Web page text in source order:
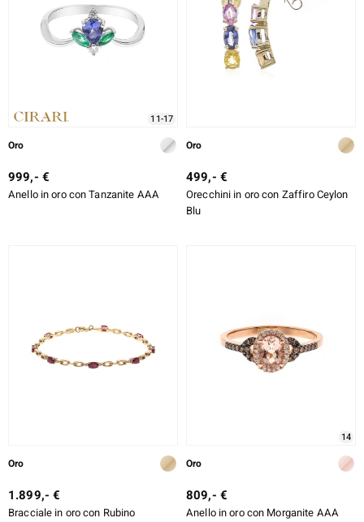
11-17
Oro
999,- €
Anello in oro con Tanzanite AAA
Oro
499,- €
Orecchini in oro con Zaffiro Ceylon
Blu
Oro
1.899,- €
Bracciale in oro con Rubino
14
Oro
809,- €
Anello in oro con Morganite AAA